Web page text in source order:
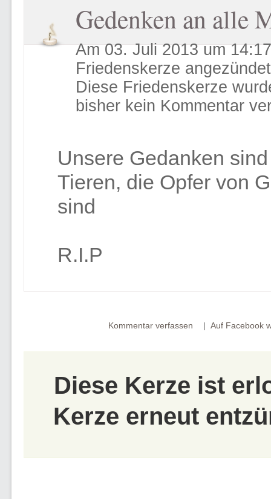
Gedenken an alle
Am 03. Juli 2013 um
Friedenskerze
Diese Friedenskerze
bisher kein Kommentar
Unsere Gedanken
Tieren, die Opfer von
sind
R.I.P
Kommentar verfassen Auf Facebook
Diese Kerze ist
Kerze erneut